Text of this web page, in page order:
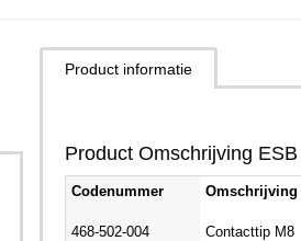
Product informatie
Product Omschrijving
Codenummer Omschrijving
468-502-004 Contacttip M8